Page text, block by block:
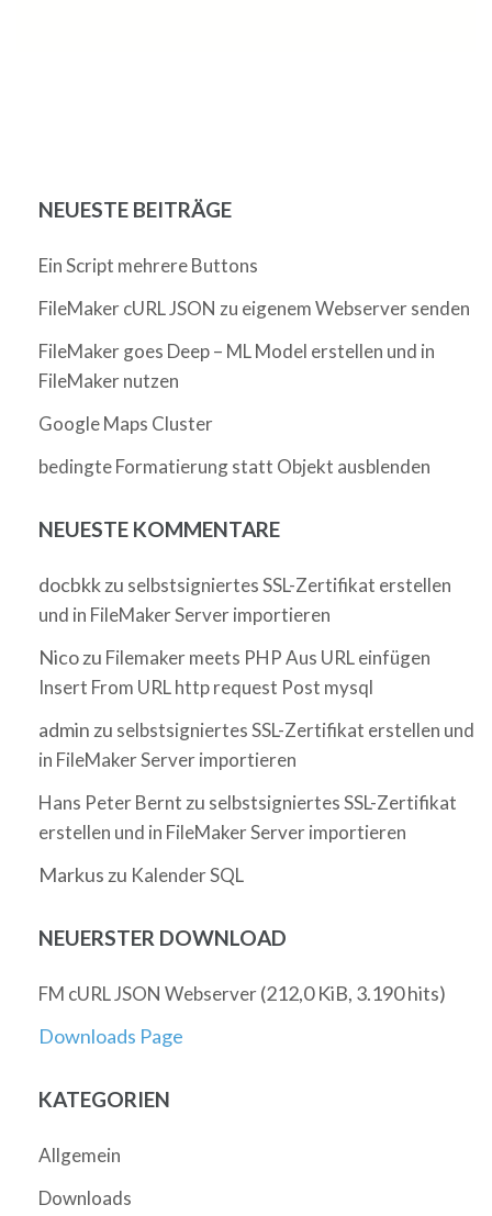
NEUESTE BEITRÄGE
Ein Script mehrere Buttons
FileMaker cURL JSON zu eigenem Webserver senden
FileMaker goes Deep – ML Model erstellen und in
FileMaker nutzen
Google Maps Cluster
bedingte Formatierung statt Objekt ausblenden
NEUESTE KOMMENTARE
docbkkzu selbstsigniertes SSL-Zertifikat erstellen
und in FileMaker Server importieren
Nicozu Filemaker meets PHP Aus URL einfügen
Insert From URL http request Post mysql
admin zu selbstsigniertes SSL-Zertifikat erstellen und
in FileMaker Server importieren
Hans Peter Bernt zu selbstsigniertes SSL-Zertifikat
erstellen und in FileMaker Server importieren
Markus zu Kalender SQL
NEUERSTER DOWNLOAD
FM cURL JSON Webserver(212,0 KiB, 3.190 hits)
Downloads Page
KATEGORIEN
Allgemein
Downloads